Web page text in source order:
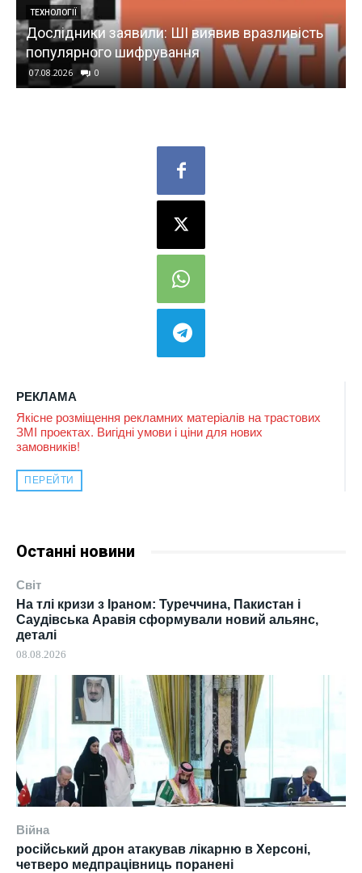
РЕКЛАМА
Якісне розміщення рекламних матеріалів на трастових
ЗМІ проектах. Вигідні умови і ціни для нових
замовників!
ПЕРЕЙТИ
Останні новини
Світ
На тлі кризи з Іраном: Туреччина, Пакистан і
Саудівська Аравія сформували новий альянс,
деталі
08.08.2026
Війна
російський дрон атакував лікарню в Херсоні,
четверо медпрацівниць поранені
ТЕХНОЛОГІЇ
Дослідники заявили: ШІ виявив вразливість
популярного шифрування
07.08.2026 0